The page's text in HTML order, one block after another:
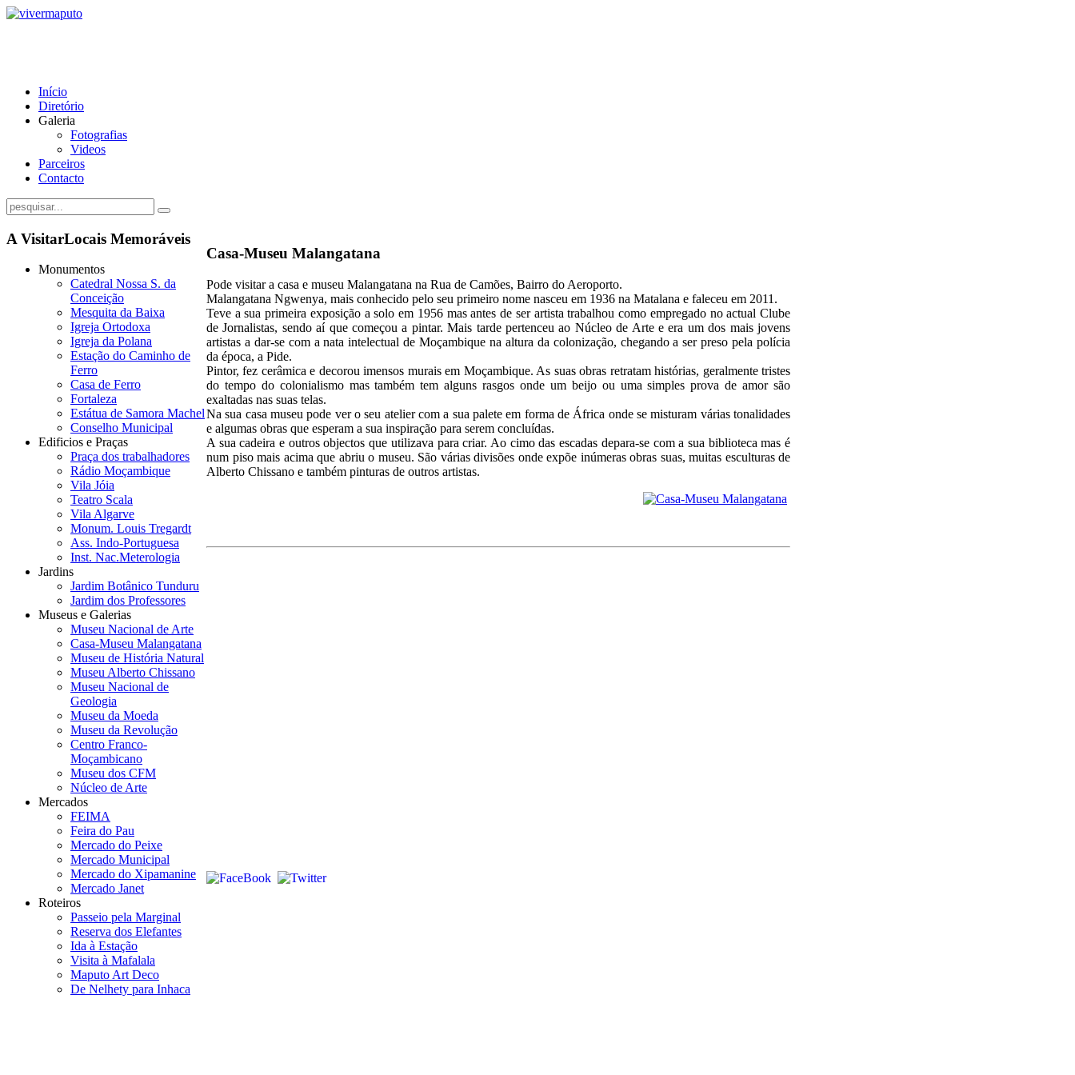
Início
Diretório
Galeria
Fotografias
Videos
Parceiros
Contacto
Casa-Museu Malangatana
Pode visitar a casa e museu Malangatana na Rua de Camões, Bairro do Aeroporto.
Malangatana Ngwenya, mais conhecido pelo seu primeiro nome nasceu em 1936 na Matalana e faleceu em 2011.
Teve a sua primeira exposição a solo em 1956 mas antes de ser artista trabalhou como empregado no actual Clube
de Jornalistas, sendo aí que começou a pintar. Mais tarde pertenceu ao Núcleo de Arte e era um dos mais jovens
artistas a dar-se com a nata intelectual de Moçambique na altura da colonização, chegando a ser preso pela polícia
da época, a Pide.
Pintor, fez cerâmica e decorou imensos murais em Moçambique. As suas obras retratam histórias, geralmente tristes
do tempo do colonialismo mas também tem alguns rasgos onde um beijo ou uma simples prova de amor são
exaltadas nas suas telas.
Na sua casa museu pode ver o seu atelier com a sua palete em forma de África onde se misturam várias tonalidades
e algumas obras que esperam a sua inspiração para serem concluídas.
A sua cadeira e outros objectos que utilizava para criar. Ao cimo das escadas depara-se com a sua biblioteca mas é
num piso mais acima que abriu o museu. São várias divisões onde expõe inúmeras obras suas, muitas esculturas de
Alberto Chissano e também pinturas de outros artistas.
A VisitarLocais Memoráveis
Monumentos
Catedral Nossa S. da
Conceição
Mesquita da Baixa
Igreja Ortodoxa
Igreja da Polana
Estação do Caminho de
Ferro
Casa de Ferro
Fortaleza
Estátua de Samora Machel
Conselho Municipal
Edificios e Praças
Praça dos trabalhadores
Rádio Moçambique
Vila Jóia
Teatro Scala
Vila Algarve
Monum. Louis Tregardt
Ass. Indo-Portuguesa
Inst. Nac.Meterologia
Jardins
Jardim Botânico Tunduru
Jardim dos Professores
Museus e Galerias
Museu Nacional de Arte
Casa-Museu Malangatana
Museu de História Natural
Museu Alberto Chissano
Museu Nacional de
Geologia
Museu da Moeda
Museu da Revolução
Centro Franco-
Moçambicano
Museu dos CFM
Núcleo de Arte
Mercados
FEIMA
Feira do Pau
Mercado do Peixe
Mercado Municipal
Mercado do Xipamanine
Mercado Janet
Roteiros
Passeio pela Marginal
Reserva dos Elefantes
Ida à Estação
Visita à Mafalala
Maputo Art Deco
De Nelhety para Inhaca